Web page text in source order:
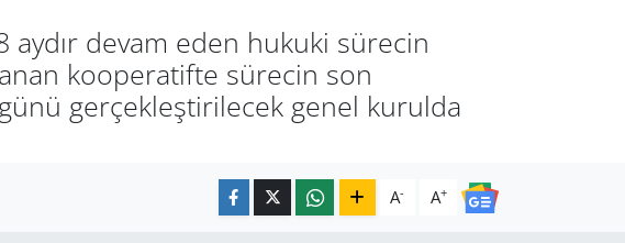
aydır devam eden hukuki sürecin
kooperatifte sürecin son
gerçekleştirilecek genel kurulda
A- A+